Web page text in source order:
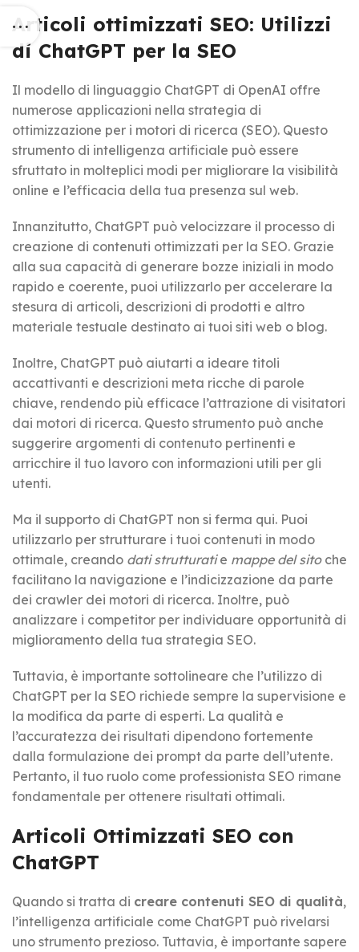
Articoli ottimizzati SEO: Utilizzi
di ChatGPT per la SEO
Il modello di linguaggio ChatGPT di OpenAI offre
numerose applicazioni nella strategia di
ottimizzazione per i motori di ricerca (SEO). Questo
strumento di intelligenza artificiale può essere
sfruttato in molteplici modi per migliorare la visibilità
online e l’efficacia della tua presenza sul web.
Innanzitutto, ChatGPT può velocizzare il processo di
creazione di contenuti ottimizzati per la SEO. Grazie
alla sua capacità di generare bozze iniziali in modo
rapido e coerente, puoi utilizzarlo per accelerare la
stesura di articoli, descrizioni di prodotti e altro
materiale testuale destinato ai tuoi siti web o blog.
Inoltre, ChatGPT può aiutarti a ideare titoli
accattivanti e descrizioni meta ricche di parole
chiave, rendendo più efficace l’attrazione di visitatori
dai motori di ricerca. Questo strumento può anche
suggerire argomenti di contenuto pertinenti e
arricchire il tuo lavoro con informazioni utili per gli
utenti.
Ma il supporto di ChatGPT non si ferma qui. Puoi
utilizzarlo per strutturare i tuoi contenuti in modo
ottimale, creando dati strutturatie mappe del sitoche
facilitano la navigazione e l’indicizzazione da parte
dei crawler dei motori di ricerca. Inoltre, può
analizzare i competitor per individuare opportunità di
miglioramento della tua strategia SEO.
Tuttavia, è importante sottolineare che l’utilizzo di
ChatGPT per la SEO richiede sempre la supervisione e
la modifica da parte di esperti. La qualità e
l’accuratezza dei risultati dipendono fortemente
dalla formulazione dei prompt da parte dell’utente.
Pertanto, il tuo ruolo come professionista SEO rimane
fondamentale per ottenere risultati ottimali.
Articoli Ottimizzati SEO con
ChatGPT
Quando si tratta di creare contenuti SEO di qualità,
l’intelligenza artificiale come ChatGPT può rivelarsi
uno strumento prezioso. Tuttavia, è importante sapere